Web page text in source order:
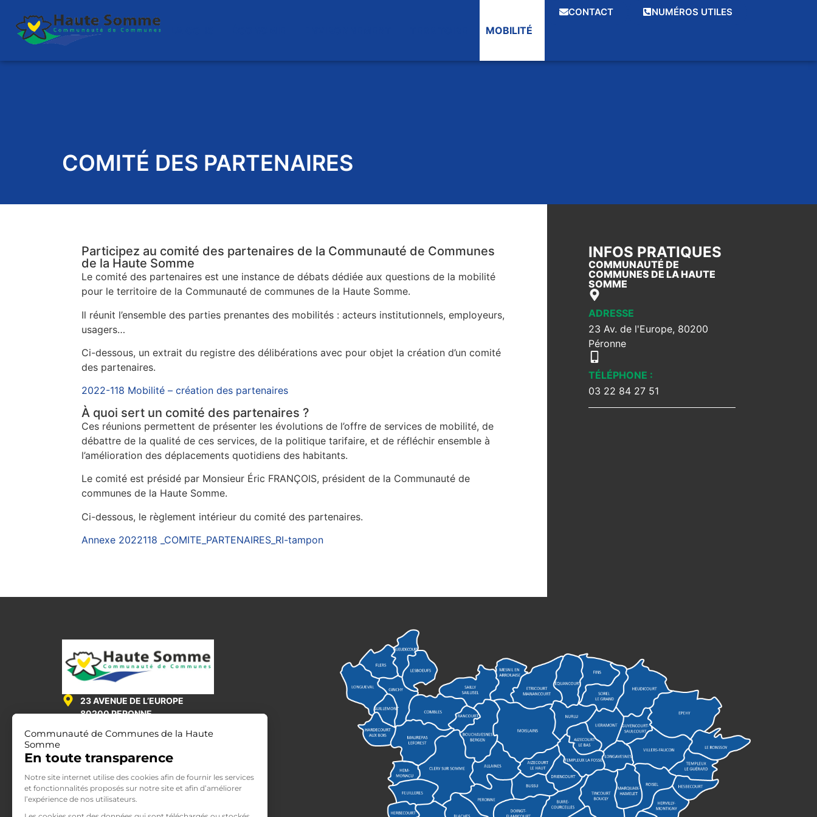
MOBILITÉ
CONTACT NUMÉROS UTILES
COMITÉ DES PARTENAIRES
Participez au comité des partenaires de la Communauté de Communes
de la Haute Somme
Le comité des partenaires est une instance de débats dédiée aux questions de la mobilité
pour le territoire de la Communauté de communes de la Haute Somme.
Il réunit l’ensemble des parties prenantes des mobilités : acteurs institutionnels, employeurs,
usagers…
Ci-dessous, un extrait du registre des délibérations avec pour objet la création d’un comité
des partenaires.
2022-118 Mobilité – création des partenaires
À quoi sert un comité des partenaires ?
Ces réunions permettent de présenter les évolutions de l’offre de services de mobilité, de
débattre de la qualité de ces services, de la politique tarifaire, et de réfléchir ensemble à
l’amélioration des déplacements quotidiens des habitants.
Le comité est présidé par Monsieur Éric FRANÇOIS, président de la Communauté de
communes de la Haute Somme.
Ci-dessous, le règlement intérieur du comité des partenaires.
Annexe 2022118 _COMITE_PARTENAIRES_RI-tampon
INFOS PRATIQUES
COMMUNAUTÉ DE
COMMUNES DE LA HAUTE
SOMME
ADRESSE
23 Av. de l'Europe, 80200
Péronne
TÉLÉPHONE :
03 22 84 27 51
23 AVENUE DE L’EUROPE
80200 PERONNE
LUNDI - VENDREDI
8H-12H & 13H30-17H
(16H30 LE VENDREDI)
Communauté de Communes de la Haute
Somme
En toute transparence
Notre site internet utilise des cookies afin de fournir les services
et fonctionnalités proposés sur notre site et afin d’améliorer
l’expérience de nos utilisateurs.